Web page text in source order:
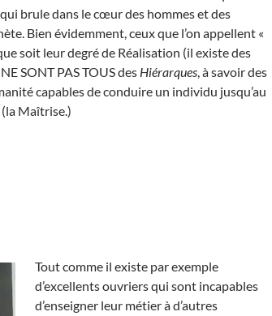
brule dans le cœur des hommes et des
Bien évidemment, ceux que l’on appellent «
soit leur degré de Réalisation (il existe des
SONT PAS TOUS des Hiérarques, à savoir des
capables de conduire un individu jusqu’au
(la Maîtrise.)
Tout comme il existe par exemple
d’excellents ouvriers qui sont incapables
d’enseigner leur métier à d’autres